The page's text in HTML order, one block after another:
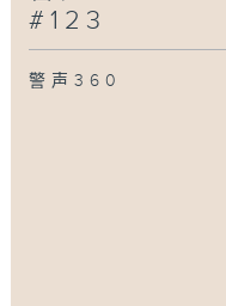
#123
警声360